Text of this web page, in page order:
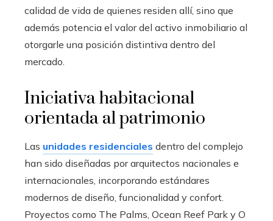
calidad de vida de quienes residen allí, sino que
además potencia el valor del activo inmobiliario al
otorgarle una posición distintiva dentro del
mercado.
Iniciativa habitacional
orientada al patrimonio
Las unidades residenciales dentro del complejo
han sido diseñadas por arquitectos nacionales e
internacionales, incorporando estándares
modernos de diseño, funcionalidad y confort.
Proyectos como The Palms, Ocean Reef Park y O